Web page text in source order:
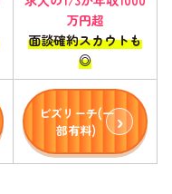
万円超
面談確約スカウトも
◎
ビズリーチ(一
部有料)